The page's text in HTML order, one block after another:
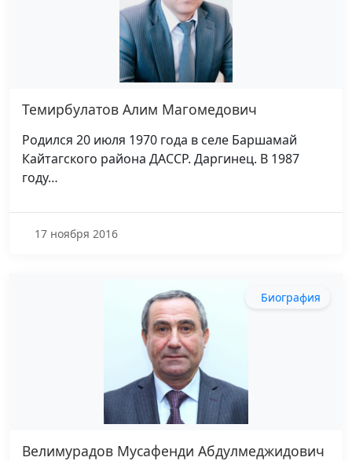
Темирбулатов Алим Магомедович
Родился 20 июля 1970 года в селе Баршамай
Кайтагского района ДАССР. Даргинец. В 1987
году…
17 ноября 2016
Биография
Велимурадов Мусафенди Абдулмеджидович